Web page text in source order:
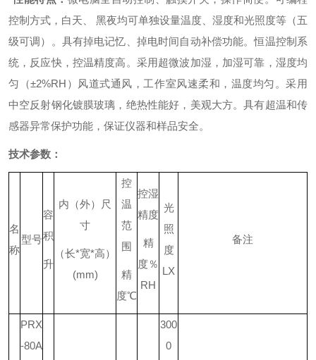
控制方式，白天、 黑夜均可单独设量温度、湿度和光照度等（五
级可调）。 具有掉电记忆、掉电时间自动补偿功能。恒温控制系
统，反应快，控温精度高。 采用超微波加湿，加湿可靠，湿度均
匀（±2%RH）
风道式通风，工作室风速柔和，温度均匀。采用
中空反射钢化镀膜玻璃，绝热性能好，美观大方。具有超温和传
感器异常保护功能，保证仪器和样品安全。
技术参数：
名
称
型号
容
积
升
内（外）尺
寸
（长*宽*高）
(mm)
控
温
范
围
精
度℃
控湿
精度
精
度％
RH
光
照
度
LX
备注
PRX
-80A
300
0